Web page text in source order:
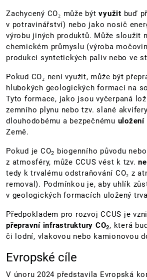
Zachycený CO₂ může býtvyužit buď
v potravinářství) nebo jako nosič
výrobu jiných produktů. Může sloužit
chemickém průmyslu (výroba
produkci syntetických paliv nebo ve
Pokud CO₂ není využit, může být
hlubokých geologických formací na
Tyto formace, jako jsou vyčerpaná
zemního plynu nebo tzv. slané
dlouhodobému a bezpečnému uložení
Země.
Pokud je CO2 biogenního původu
z atmosféry, může CCUS vést k tzv.
tedy k trvalému odstraňování CO₂ z
removal). Podmínkou je, aby uhlík
v geologických formacích uložený
Předpokladem pro rozvoj CCUS je
přepravní infrastruktury CO2, která
či lodní, vlakovou nebo kamionovou
Evropské cíle
V únoru 2024 představila Evropská